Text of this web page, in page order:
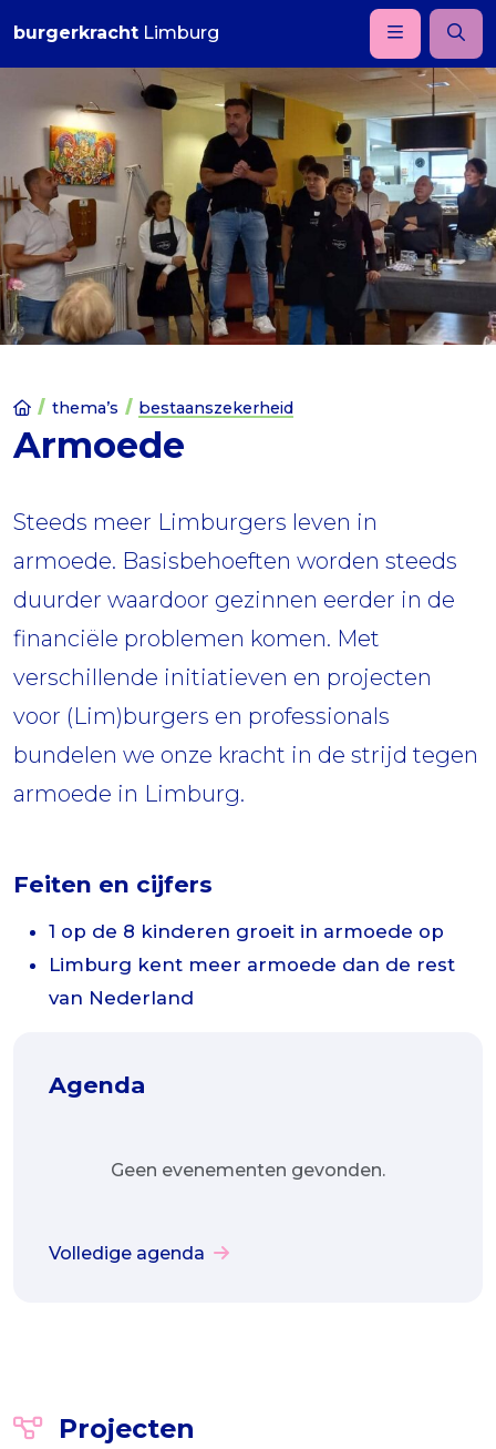
burgerkracht Limburg
thema’s bestaanszekerheid
Armoede
Steeds meer Limburgers leven in
armoede. Basisbehoeften worden steeds
duurder waardoor gezinnen eerder in de
financiële problemen komen. Met
verschillende initiatieven en projecten
voor (Lim)burgers en professionals
bundelen we onze kracht in de strijd tegen
armoede in Limburg.
Feiten en cijfers
1 op de 8 kinderen groeit in armoede op
Limburg kent meer armoede dan de rest
van Nederland
Agenda
Geen evenementen gevonden.
Volledige agenda
Projecten